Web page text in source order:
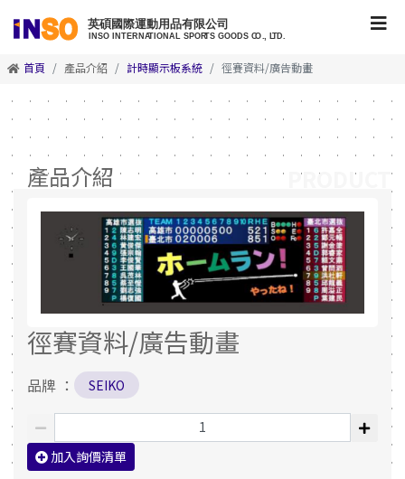
首頁 產品介紹 計時顯示板系統 徑賽資料/廣告動畫
產品介紹
徑賽資料/廣告動畫
品牌 ： SEIKO
加入詢價清單
PRODUCT